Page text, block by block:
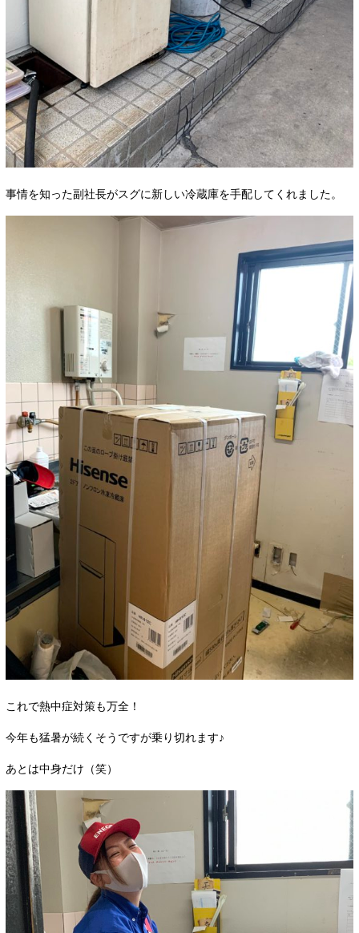
事情を知った副社長がスグに新しい冷蔵庫を手配してくれました。
これで熱中症対策も万全！
今年も猛暑が続くそうですが乗り切れます♪
あとは中身だけ（笑）